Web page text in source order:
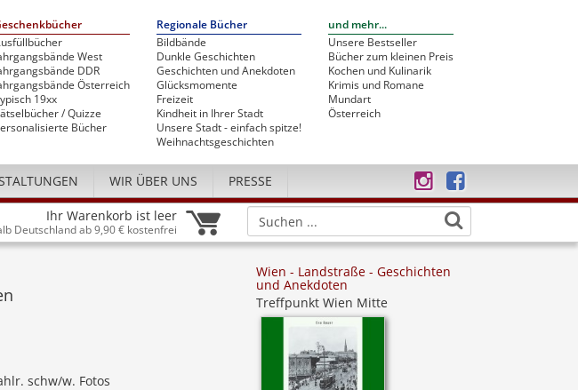
West
DDR
Österreich
19xx
/ Quizze
Bücher
Regionale Bücher
Bildbände
Dunkle Geschichten
Geschichten und Anekdoten
Glücksmomente
Freizeit
Kindheit in Ihrer Stadt
Unsere Stadt - einfach spitze!
Weihnachtsgeschichten
und mehr...
Unsere Bestseller
Bücher zum kleinen Preis
Kochen und Kulinarik
Krimis und Romane
Mundart
Österreich
WIR ÜBER UNS PRESSE
Ihr Warenkorb ist leer
Deutschland ab 9,90 € kostenfrei
schw/w. Fotos
Wien - Landstraße - Geschichten
und Anekdoten
Treffpunkt Wien Mitte